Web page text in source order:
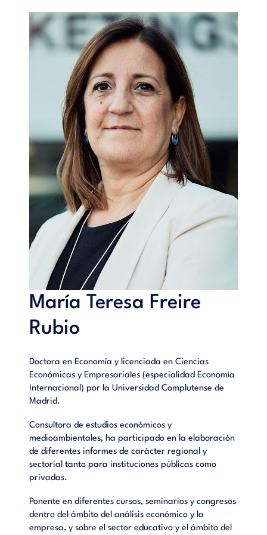
Economía internacional.- Bibliografía.
María Teresa Freire
Rubio
Doctora en Economía y licenciada en Ciencias
Económicas y Empresariales (especialidad Economía
Internacional) por la Universidad Complutense de
Madrid.
Consultora de estudios económicos y
medioambientales, ha participado en la elaboración
de diferentes informes de carácter regional y
sectorial tanto para instituciones públicas como
privadas.
Ponente en diferentes cursos, seminarios y congresos
dentro del ámbito del análisis económico y la
empresa, y sobre el sector educativo y el ámbito del